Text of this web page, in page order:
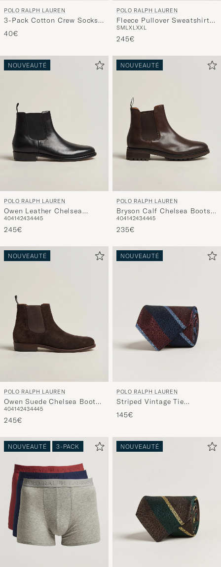
POLO RALPH LAUREN
3-Pack Cotton Crew Socks
Multi
40€
POLO RALPH LAUREN
Fleece Pullover Sweatshirt
Luggage Brown
SMLXLXXL
245€
NOUVEAUTÉ
POLO RALPH LAUREN
Owen Leather Chelsea
Boots Black
404142434445
245€
NOUVEAUTÉ
POLO RALPH LAUREN
Bryson Calf Chelsea Boots
Polo Brown
404142434445
235€
NOUVEAUTÉ
POLO RALPH LAUREN
Owen Suede Chelsea Boots
Dark Chocolate
404142434445
245€
NOUVEAUTÉ
POLO RALPH LAUREN
Striped Vintage Tie
Wine/Navy
145€
NOUVEAUTÉ 3-PACK NOUVEAUTÉ